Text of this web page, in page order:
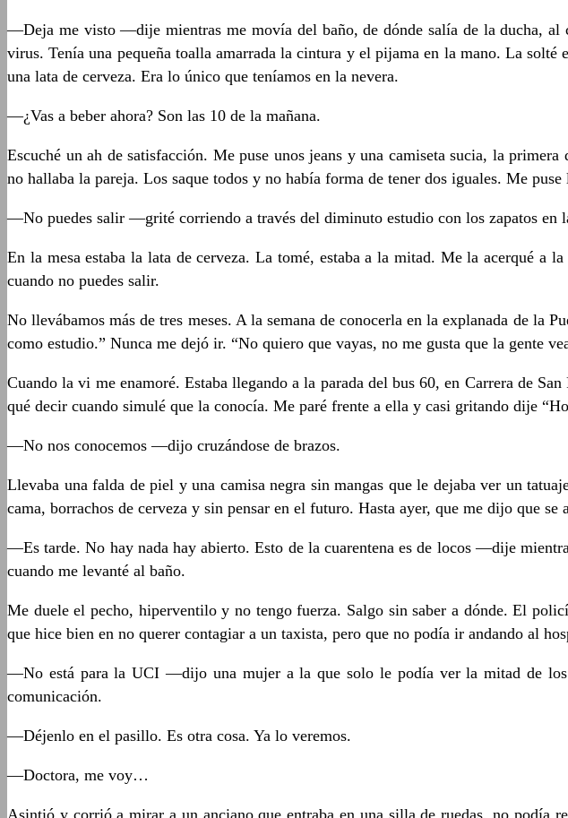
—Deja me visto —dije mientras me movía del baño, de dónde salía de la ducha, al
virus. Tenía una pequeña toalla amarrada la cintura y el pijama en la mano. La
una lata de cerveza. Era lo único que teníamos en la nevera.
—¿Vas a beber ahora? Son las 10 de la mañana.
Escuché un ah de satisfacción. Me puse unos jeans y una camiseta sucia, la
no hallaba la pareja. Los saque todos y no había forma de tener dos iguales. Me
—No puedes salir —grité corriendo a través del diminuto estudio con los zapatos en
En la mesa estaba la lata de cerveza. La tomé, estaba a la mitad. Me la acerqué a
cuando no puedes salir.
No llevábamos más de tres meses. A la semana de conocerla en la explanada de la
como estudio.” Nunca me dejó ir. “No quiero que vayas, no me gusta que la gente
Cuando la vi me enamoré. Estaba llegando a la parada del bus 60, en Carrera de
qué decir cuando simulé que la conocía. Me paré frente a ella y casi gritando dije
—No nos conocemos —dijo cruzándose de brazos.
Llevaba una falda de piel y una camisa negra sin mangas que le dejaba ver un
cama, borrachos de cerveza y sin pensar en el futuro. Hasta ayer, que me dijo que se
—Es tarde. No hay nada hay abierto. Esto de la cuarentena es de locos —dije
cuando me levanté al baño.
Me duele el pecho, hiperventilo y no tengo fuerza. Salgo sin saber a dónde. El
que hice bien en no querer contagiar a un taxista, pero que no podía ir andando al
—No está para la UCI —dijo una mujer a la que solo le podía ver la mitad de
comunicación.
—Déjenlo en el pasillo. Es otra cosa. Ya lo veremos.
—Doctora, me voy…
Asintió y corrió a mirar a un anciano que entraba en una silla de ruedas, no